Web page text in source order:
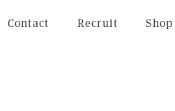
Contact Recruit